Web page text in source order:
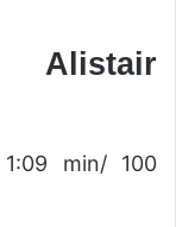
min/ 100